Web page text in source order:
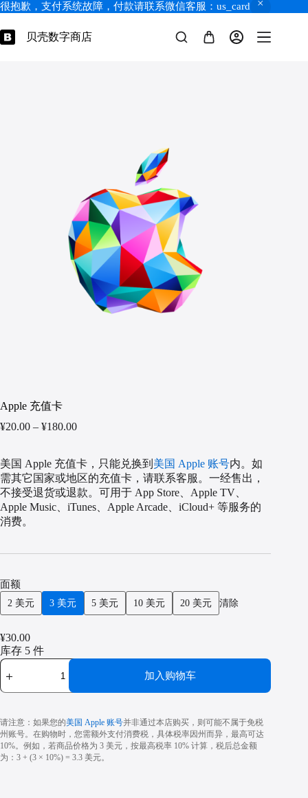
很抱歉，支付系统故障，付款请联系微信客服：us_card
过
内
Apple 充值卡
¥180.00
本
产
可
在
品
页
面
上
选
择
这
些
选
贝壳数字商店
购
Apple 充值卡
¥20.00 – ¥180.00
美国 Apple 充值卡，只能兑换到 美国 Apple 账号内。如
需其它国家或地区的充值卡，请联系客服。一经售出，
不接受退货或退款。可用于 App Store、Apple TV、
Apple Music、iTunes、Apple Arcade、iCloud+ 等服务的
消费。
面额
2 美元 3 美元 5 美元 10 美元 20 美元 清除
¥30.00
库存 5 件
Apple
充
值
量
加入购物车
请注意：如果您的美国 Apple 账号并非通过本店购买，则可能不属于免税
州账号。在购物时，您需额外支付消费税，具体税率因州而异，最高可达
10%。例如，若商品价格为 3 美元，按最高税率 10% 计算，税后总金额
为：3 + (3 × 10%) = 3.3 美元。